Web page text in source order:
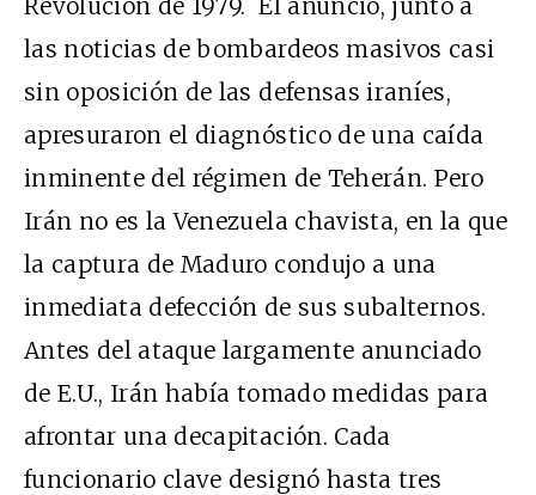
Revolución de 1979. El anuncio, junto a
las noticias de bombardeos masivos casi
sin oposición de las defensas iraníes,
apresuraron el diagnóstico de una caída
inminente del régimen de Teherán. Pero
Irán no es la Venezuela chavista, en la que
la captura de Maduro condujo a una
inmediata defección de sus subalternos.
Antes del ataque largamente anunciado
de E.U., Irán había tomado medidas para
afrontar una decapitación. Cada
funcionario clave designó hasta tres